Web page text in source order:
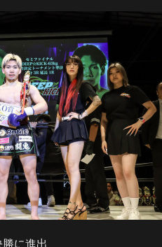
に進出